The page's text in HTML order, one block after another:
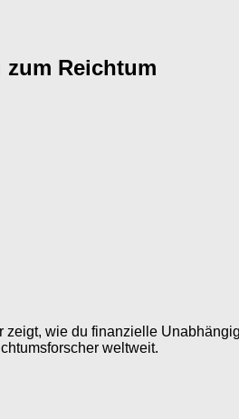
zum Reichtum
wie du finanzielle
weltweit.